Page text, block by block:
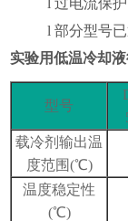
过电流保护
l 部分型号
实验用低温冷却
型号
载冷剂输出温
度范围(℃)
温度稳定性
(℃)